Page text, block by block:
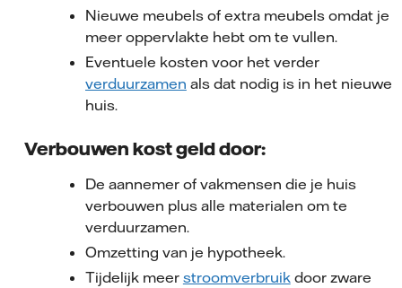
Nieuwe meubels of extra meubels omdat je
meer oppervlakte hebt om te vullen.
Eventuele kosten voor het verder
verduurzamen als dat nodig is in het nieuwe
huis.
Verbouwen kost geld door:
De aannemer of vakmensen die je huis
verbouwen plus alle materialen om te
verduurzamen.
Omzetting van je hypotheek.
Tijdelijk meer stroomverbruikdoor zware